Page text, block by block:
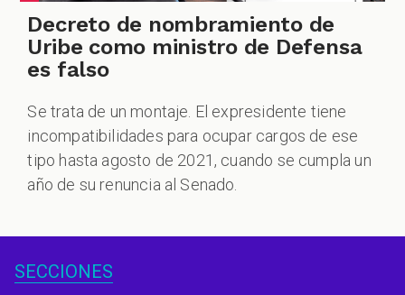
Decreto de nombramiento de
Uribe como ministro de Defensa
es falso
Se trata de un montaje. El expresidente tiene
incompatibilidades para ocupar cargos de ese
tipo hasta agosto de 2021, cuando se cumpla un
año de su renuncia al Senado.
SECCIONES